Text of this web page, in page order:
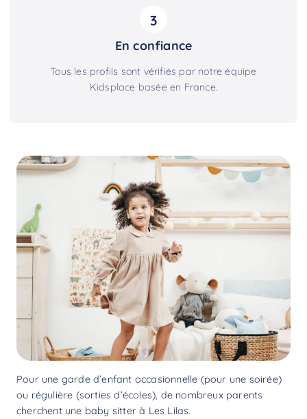
3
En confiance
Tous les profils sont vérifiés par notre équipe
Kidsplace basée en France.
Pour une garde d’enfant occasionnelle (pour une soirée)
ou régulière (sorties d’écoles), de nombreux parents
cherchent une baby sitter à Les Lilas.